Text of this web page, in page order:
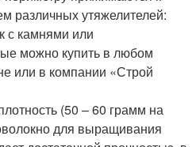
различных утяжелителей:
с камнями или
можно купить в любом
или в компании «Строй
(50 – 60 грамм на
для выращивания